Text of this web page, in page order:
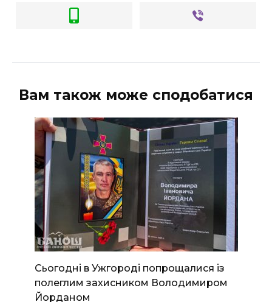
Вам також може сподобатися
Сьогодні в Ужгороді попрощалися із
полеглим захисником Володимиром
Йорданом